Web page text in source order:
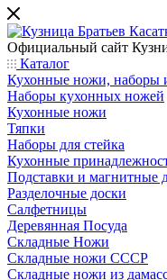
Официальный сайт
Каталог
Кухонные ножи, наборы
Наборы кухонных ножей
Кухонные ножи
Тяпки
Наборы для стейка
Кухонные
Подставки и магнитные
Разделочные доски
Салфетницы
Деревянная Посуда
Складные Ножи
Cкладные ножи СССР
Складные ножи из